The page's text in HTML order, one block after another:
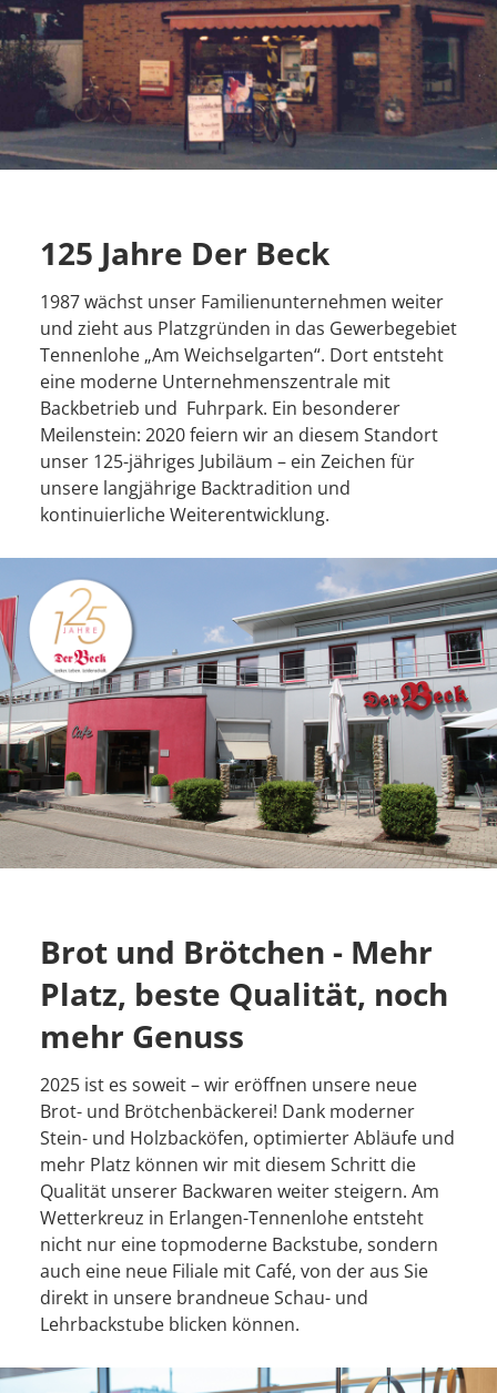
125 Jahre Der Beck
1987 wächst unser Familienunternehmen weiter
und zieht aus Platzgründen in das Gewerbegebiet
Tennenlohe „Am Weichselgarten“. Dort entsteht
eine moderne Unternehmenszentrale mit
Backbetrieb und Fuhrpark. Ein besonderer
Meilenstein: 2020 feiern wir an diesem Standort
unser 125-jähriges Jubiläum – ein Zeichen für
unsere langjährige Backtradition und
kontinuierliche Weiterentwicklung.
Brot und Brötchen - Mehr
Platz, beste Qualität, noch
mehr Genuss
2025 ist es soweit – wir eröffnen unsere neue
Brot- und Brötchenbäckerei! Dank moderner
Stein- und Holzbacköfen, optimierter Abläufe und
mehr Platz können wir mit diesem Schritt die
Qualität unserer Backwaren weiter steigern. Am
Wetterkreuz in Erlangen-Tennenlohe entsteht
nicht nur eine topmoderne Backstube, sondern
auch eine neue Filiale mit Café, von der aus Sie
direkt in unsere brandneue Schau- und
Lehrbackstube blicken können.